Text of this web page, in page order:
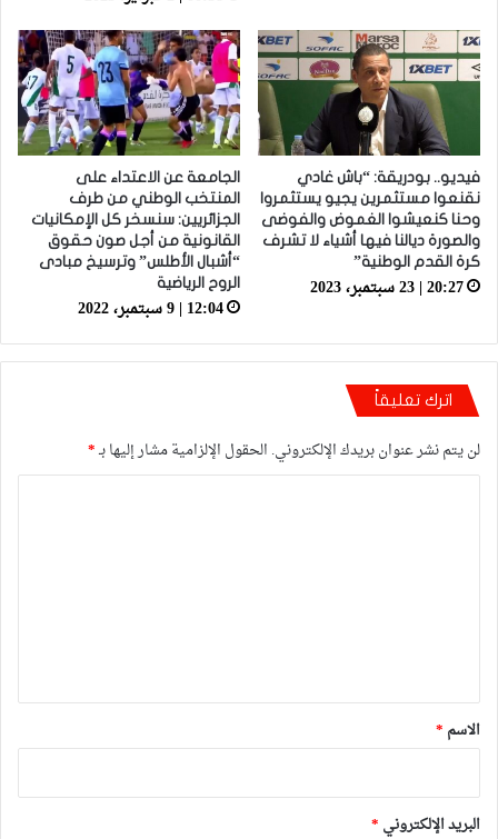
فيديو.. بودريقة: “باش غادي
نقنعوا مستثمرين يجيو يستثمروا
وحنا كنعيشوا الغموض والفوضى
والصورة ديالنا فيها أشياء لا تشرف
كرة القدم الوطنية”
20:27 | 23 سبتمبر، 2023
الجامعة عن الاعتداء على
المنتخب الوطني من طرف
الجزائريين: سنسخر كل الإمكانيات
القانونية من أجل صون حقوق
“أشبال الأطلس” وترسيخ مبادى
الروح الرياضية
12:04 | 9 سبتمبر، 2022
اترك تعليقاً
لن يتم نشر عنوان بريدك الإلكتروني. الحقول الإلزامية مشار إليها بـ*
*
الاسم *
البريد الإلكتروني *